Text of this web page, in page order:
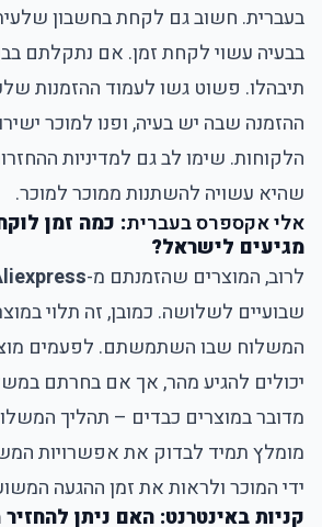
בעברית. חשוב גם לקחת בחשבון
בבעיה עשוי לקחת זמן. אם נתקלתם
תיבהלו. פשוט גשו לעמוד ההזמנות
ההזמנה שבה יש בעיה, ופנו למוכר
הלקוחות. שימו לב גם למדיניות
שהיא עשויה להשתנות ממוכר למוכר.
אלי אקספרס בעברית: כמה זמן
מגיעים לישראל?
לרוב, המוצרים שהזמנתם מ-
שבועיים לשלושה. כמובן, זה תלוי
המשלוח שבו השתמשתם. לפעמים
יכולים להגיע מהר, אך אם בחרתם
מדובר במוצרים כבדים – תהליך
מומלץ תמיד לבדוק את אפשרויות
ידי המוכר ולראות את זמן ההגעה
קניות באינטרנט: האם ניתן